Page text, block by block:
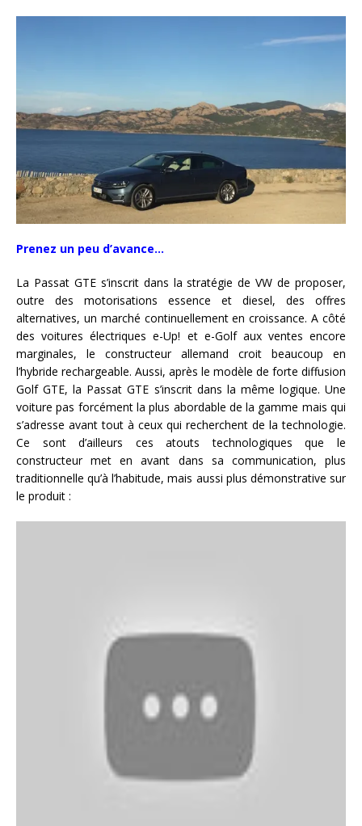
Prenez un peu d’avance…
La Passat GTE s’inscrit dans la stratégie de VW de proposer,
outre des motorisations essence et diesel, des offres
alternatives, un marché continuellement en croissance. A côté
des voitures électriques e-Up! et e-Golf aux ventes encore
marginales, le constructeur allemand croit beaucoup en
l’hybride rechargeable. Aussi, après le modèle de forte diffusion
Golf GTE, la Passat GTE s’inscrit dans la même logique. Une
voiture pas forcément la plus abordable de la gamme mais qui
s’adresse avant tout à ceux qui recherchent de la technologie.
Ce sont d’ailleurs ces atouts technologiques que le
constructeur met en avant dans sa communication, plus
traditionnelle qu’à l’habitude, mais aussi plus démonstrative sur
le produit :